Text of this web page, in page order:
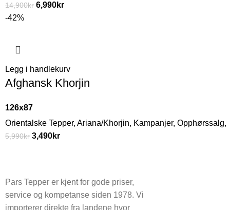
14,900kr 6,990kr
-42%
Legg i handlekurv
Afghansk Khorjin
126x87
Orientalske Tepper, Ariana/Khorjin, Kampanjer, Opphørssalg,
5,990kr 3,490kr
Pars Tepper er kjent for gode priser,
service og kompetanse siden 1978. Vi
importerer direkte fra landene hvor